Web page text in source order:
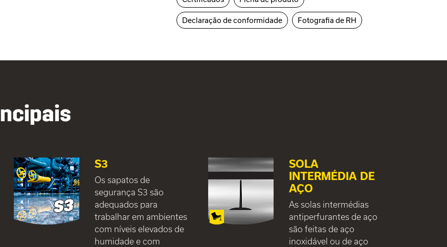
Declaração de conformidade Fotografia de RH
S3
Os sapatos de
segurança S3 são
adequados para
trabalhar em ambientes
com níveis elevados de
humidade e com
SOLA
INTERMÉDIA DE
AÇO
As solas intermédias
antiperfurantes de aço
são feitas de aço
inoxidável ou de aço